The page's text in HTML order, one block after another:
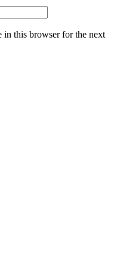
in this browser for the next